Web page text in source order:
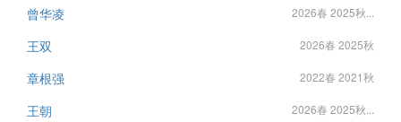
曾华凌 2026春 2025秋...
王双 2026春 2025秋
章根强 2022春 2021秋
王朝 2026春 2025秋...